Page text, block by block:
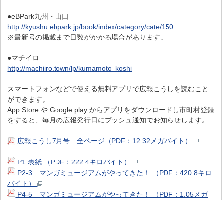
●eBPark九州・山口
http://kyushu.ebpark.jp/book/index/category/cate/150
※最新号の掲載まで日数がかかる場合があります。
●マチイロ
http://machiiro.town/lp/kumamoto_koshi
スマートフォンなどで使える無料アプリで広報こうしを読むこと
ができます。
App Store や Google play からアプリをダウンロードし市町村登録
をすると、毎月の広報発行日にプッシュ通知でお知らせします。
広報こうし7月号 全ページ（PDF：12.32メガバイト）
P1 表紙 （PDF：222.4キロバイト）
P2-3 マンガミュージアムがやってきた！ （PDF：420.8キロ
バイト）
P4-5 マンガミュージアムがやってきた！ （PDF：1.05メガ